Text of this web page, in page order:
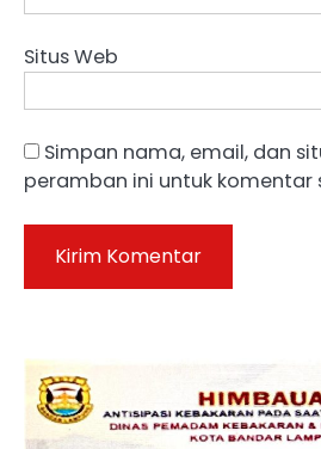
Situs Web
Simpan nama, email, dan
peramban ini untuk komentar